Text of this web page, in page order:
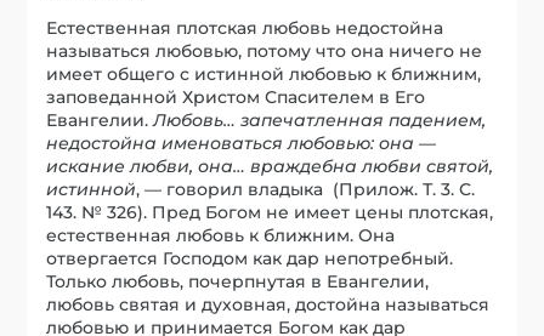
Естественная плотская любовь недостойна
называться любовью, потому что она ничего не
имеет общего с истинной любовью к ближним,
заповеданной Христом Спасителем в Его
Евангелии.Любовь… запечатленная падением,
недостойна именоваться любовью: она —
искание любви, она… враждебна любви святой,
истинной, — говорил владыка (Прилож. Т. 3. С.
143. № 326). Пред Богом не имеет цены плотская,
естественная любовь к ближним. Она
отвергается Господом как дар непотребный.
Только любовь, почерпнутая в Евангелии,
любовь святая и духовная, достойна называться
любовью и принимается Богом как дар